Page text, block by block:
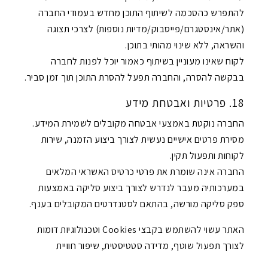
להתפרש כהסכמה לשיתוף התוכן מחדש בעמודי החברה
(אתר/אינסטגרם/פייסבוק/מדיות נוספות) לצרכי תצוגה
והשראה, ללא שינוי מהותי בתוכן.
לקוח שאינו מעוניין בשיתוף כאמור יוכל לפנות לחברה
בבקשה להסרה, והחברה תפעל להסרת התוכן תוך זמן סביר.
18. פרטיות ואבטחת מידע
החברה נוקטת באמצעי אבטחה מקובלים לשמירת המידע.
מסירת פרטים אישיים נעשית לצורך ביצוע הזמנה, שירות
לקוחות ותפעול תקין.
החברה אינה שומרת את פרטי כרטיס האשראי המלאים
במערכותיה מעבר לנדרש לצורך ביצוע סליקה באמצעות
ספק סליקה מורשה, בהתאם לסטנדרטים המקובלים בענף.
האתר עשוי להשתמש בקבצי Cookies וטכנולוגיות דומות
לצורך תפעול שוטף, מדידה סטטיסטית, שיפור חוויית